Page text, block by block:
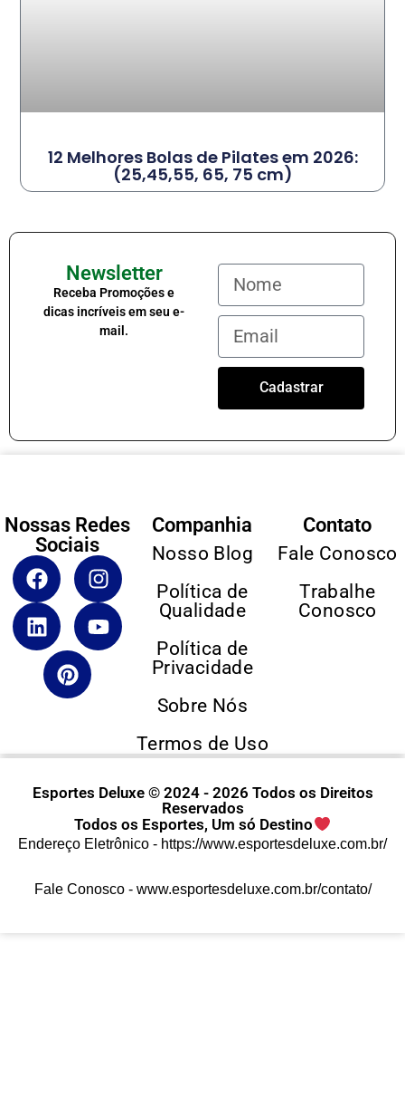
12 Melhores Bolas de Pilates em 2026:
(25,45,55, 65, 75 cm)
Newsletter
Receba Promoções e
dicas incríveis em seu e-
mail.
Cadastrar
Nossas Redes
Sociais
Companhia
Nosso Blog
Política de
Qualidade
Política de
Privacidade
Sobre Nós
Termos de Uso
Contato
Fale Conosco
Trabalhe
Conosco
Esportes Deluxe © 2024 - 2026 Todos os Direitos
Reservados
Todos os Esportes, Um só Destino
Endereço Eletrônico - https://www.esportesdeluxe.com.br/
Fale Conosco - www.esportesdeluxe.com.br/contato/